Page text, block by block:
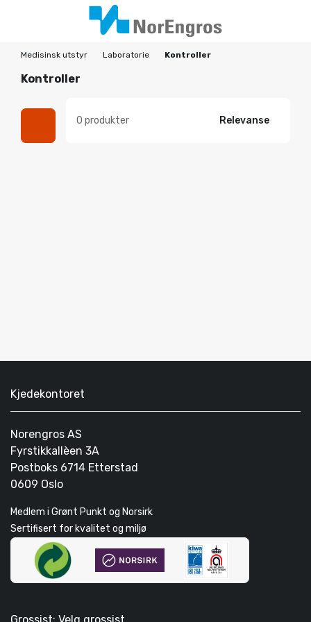
Medisinsk utstyr Laboratorie Kontroller
Kontroller
0 produkter Relevanse
Kjedekontoret
Norengros AS
Fyrstikkallèen 3A
Postboks 6714 Etterstad
0609 Oslo
Medlem i Grønt Punkt og Norsirk
Sertifisert for kvalitet og miljø